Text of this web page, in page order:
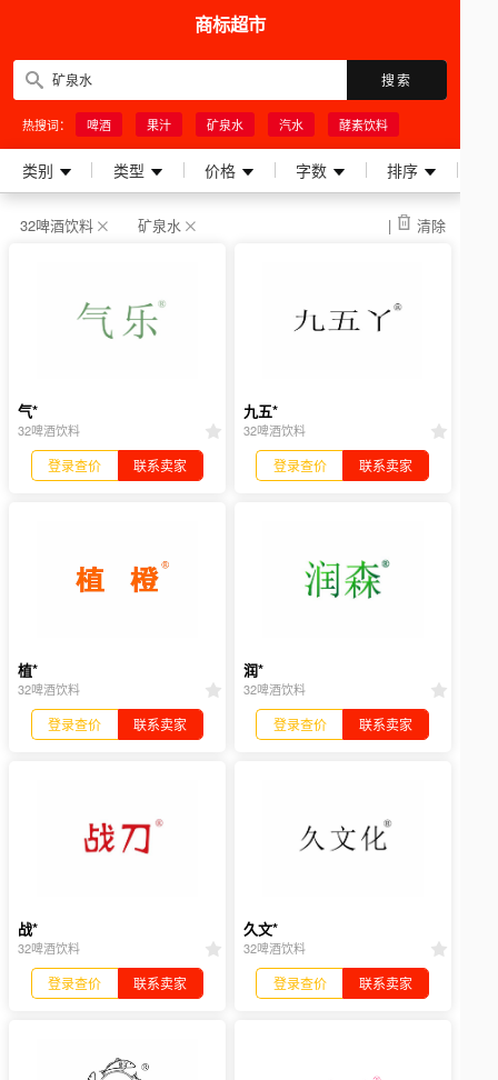
商标超市
搜索
热搜词： 啤酒 果汁 矿泉水 汽水 酵素饮料
类别 类型 价格 字数 排序
32啤酒饮料 矿泉水 | 清除
气*
32啤酒饮料
登录查价 联系卖家
九五*
32啤酒饮料
登录查价 联系卖家
植*
32啤酒饮料
登录查价 联系卖家
润*
32啤酒饮料
登录查价 联系卖家
战*
32啤酒饮料
登录查价 联系卖家
久文*
32啤酒饮料
登录查价 联系卖家